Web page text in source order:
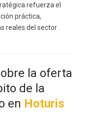
refuerza el
práctica,
reales del sector
la oferta
de la
en Hoturis